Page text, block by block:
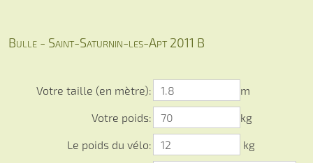
Bulle - Saint-Saturnin-les-Apt 2011 B
Votre taille (en mètre): m
Votre poids: kg
Le poids du vélo: kg